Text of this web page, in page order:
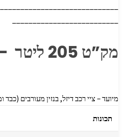
מק”ט 205 ליטר – 54815
מיועד – ציי רכב דיזל, בנזין מעורבים (כבד
תכונות